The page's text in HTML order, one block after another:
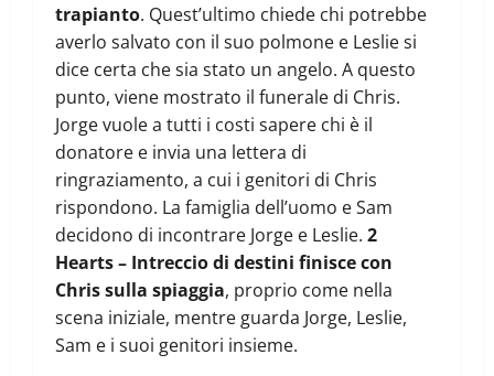
trapianto. Quest’ultimo chiede chi potrebbe
averlo salvato con il suo polmone e Leslie si
dice certa che sia stato un angelo. A questo
punto, viene mostrato il funerale di Chris.
Jorge vuole a tutti i costi sapere chi è il
donatore e invia una lettera di
ringraziamento, a cui i genitori di Chris
rispondono. La famiglia dell’uomo e Sam
decidono di incontrare Jorge e Leslie. 2
Hearts – Intreccio di destini finisce con
Chris sulla spiaggia, proprio come nella
scena iniziale, mentre guarda Jorge, Leslie,
Sam e i suoi genitori insieme.